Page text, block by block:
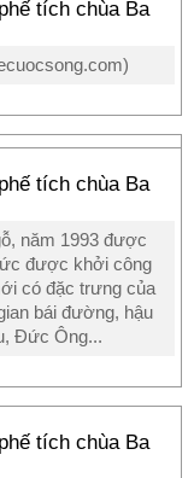
năm 1993 được
được khởi công
có đặc trưng của
bái đường, hậu
Đức Ông...